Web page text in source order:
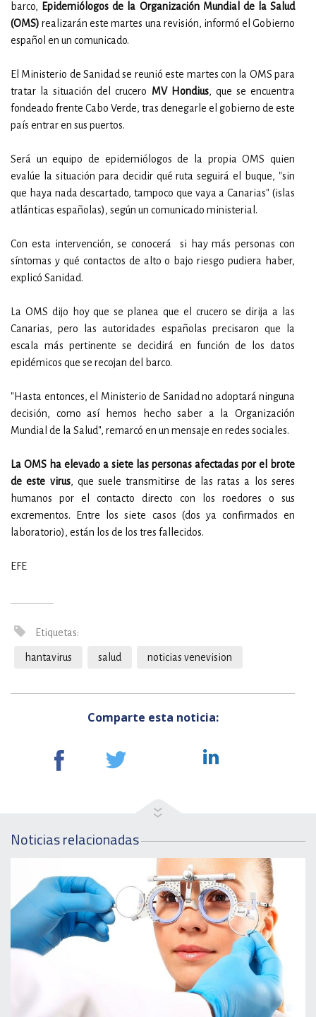
barco, Epidemiólogos de la Organización Mundial de la Salud
(OMS) realizarán este martes una revisión, informó el Gobierno
español en un comunicado.
El Ministerio de Sanidad se reunió este martes con la OMS para
tratar la situación del crucero MV Hondius, que se encuentra
fondeado frente Cabo Verde, tras denegarle el gobierno de este
país entrar en sus puertos.
Será un equipo de epidemiólogos de la propia OMS quien
evalúe la situación para decidir qué ruta seguirá el buque, "sin
que haya nada descartado, tampoco que vaya a Canarias" (islas
atlánticas españolas), según un comunicado ministerial.
Con esta intervención, se conocerá si hay más personas con
síntomas y qué contactos de alto o bajo riesgo pudiera haber,
explicó Sanidad.
La OMS dijo hoy que se planea que el crucero se dirija a las
Canarias, pero las autoridades españolas precisaron que la
escala más pertinente se decidirá en función de los datos
epidémicos que se recojan del barco.
"Hasta entonces, el Ministerio de Sanidad no adoptará ninguna
decisión, como así hemos hecho saber a la Organización
Mundial de la Salud", remarcó en un mensaje en redes sociales.
La OMS ha elevado a siete las personas afectadas por el brote
de este virus, que suele transmitirse de las ratas a los seres
humanos por el contacto directo con los roedores o sus
excrementos. Entre los siete casos (dos ya confirmados en
laboratorio), están los de los tres fallecidos.
EFE
Etiquetas:
hantavirus salud noticias venevision
Comparte esta noticia:
Noticias relacionadas